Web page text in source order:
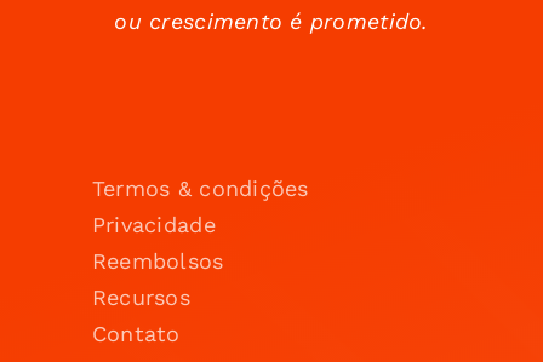
ou crescimento é prometido.
Termos & condições
Privacidade
Reembolsos
Recursos
Contato